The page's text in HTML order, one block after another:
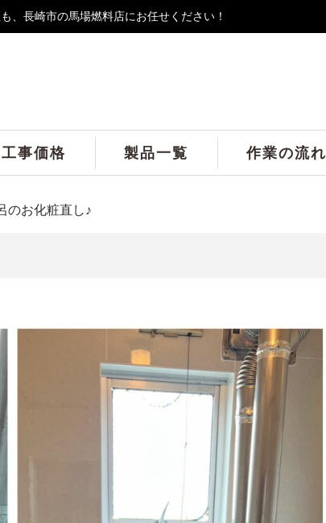
、長崎市の馬場燃料店にお任せください！
工事価格 製品一覧 作業の流れ
のお化粧直し♪